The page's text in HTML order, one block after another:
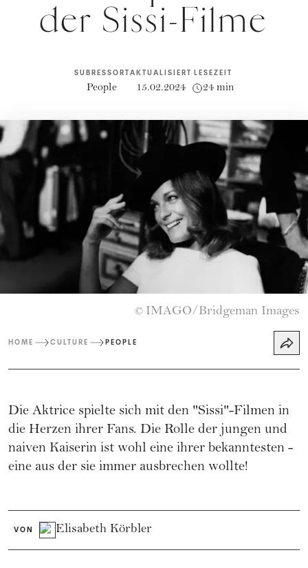
der Sissi-Filme
SUBRESSORT
People
AKTUALISIERT
15.02.2024
LESEZEIT
24 min
© IMAGO/Bridgeman Images
HOME CULTURE PEOPLE
Die Aktrice spielte sich mit den "Sissi"-Filmen in
die Herzen ihrer Fans. Die Rolle der jungen und
naiven Kaiserin ist wohl eine ihrer bekanntesten -
eine aus der sie immer ausbrechen wollte!
VON Elisabeth Körbler